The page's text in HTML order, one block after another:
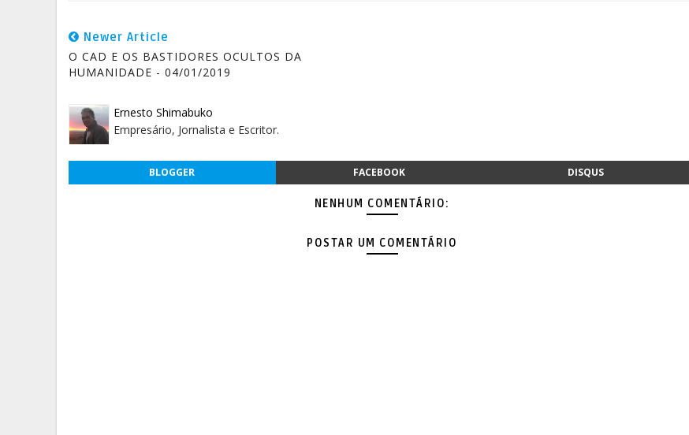
Newer Article
O CAD E OS BASTIDORES OCULTOS DA
HUMANIDADE - 04/01/2019
Ernesto Shimabuko
Empresário, Jornalista e Escritor.
BLOGGER FACEBOOK DISQUS
NENHUM COMENTÁRIO:
POSTAR UM COMENTÁRIO